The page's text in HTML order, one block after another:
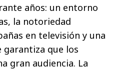
años: un entorno
la notoriedad
en televisión y una
garantiza que los
gran audiencia. La